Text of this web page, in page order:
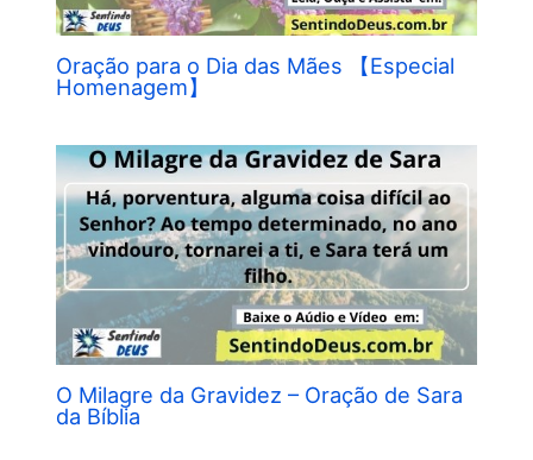
Oração para o Dia das Mães 【Especial
Homenagem】
O Milagre da Gravidez – Oração de Sara
da Bíblia